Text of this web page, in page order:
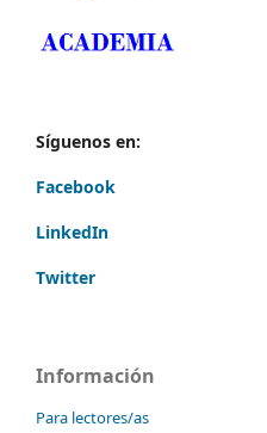
Síguenos en:
Facebook
LinkedIn
Twitter
Información
Para lectores/as